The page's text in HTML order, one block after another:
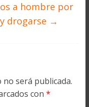
a hombre por
drogarse →
será publicada.
con *